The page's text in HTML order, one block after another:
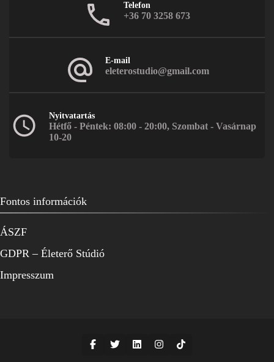
Telefon
+36 70 3258 673
E-mail
eleterostudio@gmail.com
Nyitvatartás
Hétfő - Péntek: 08:00 - 20:00, Szombat - Vasárnap
10-20
Fontos információk
ÁSZF
GDPR – Életerő Stúdió
Impresszum